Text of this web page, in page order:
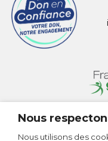
Nous
Nous utilisons des